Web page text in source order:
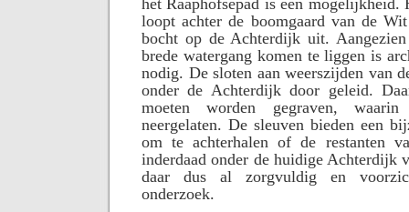
loopt achter de boomgaard van de
bocht op de Achterdijk uit.
brede watergang komen te liggen is
nodig. De sloten aan weerszijden van
onder de Achterdijk door geleid.
moeten worden gegraven,
neergelaten. De sleuven bieden een
om te achterhalen of de restanten
inderdaad onder de huidige Achterdijk
daar dus al zorgvuldig en
onderzoek.